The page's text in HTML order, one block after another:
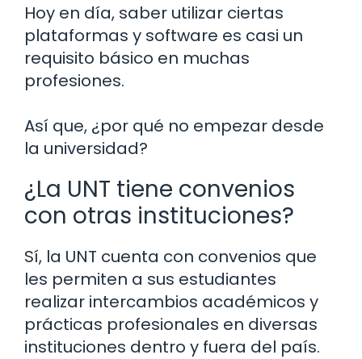
Hoy en día, saber utilizar ciertas
plataformas y software es casi un
requisito básico en muchas
profesiones.
Así que, ¿por qué no empezar desde
la universidad?
¿La UNT tiene convenios
con otras instituciones?
Sí, la UNT cuenta con convenios que
les permiten a sus estudiantes
realizar intercambios académicos y
prácticas profesionales en diversas
instituciones dentro y fuera del país.